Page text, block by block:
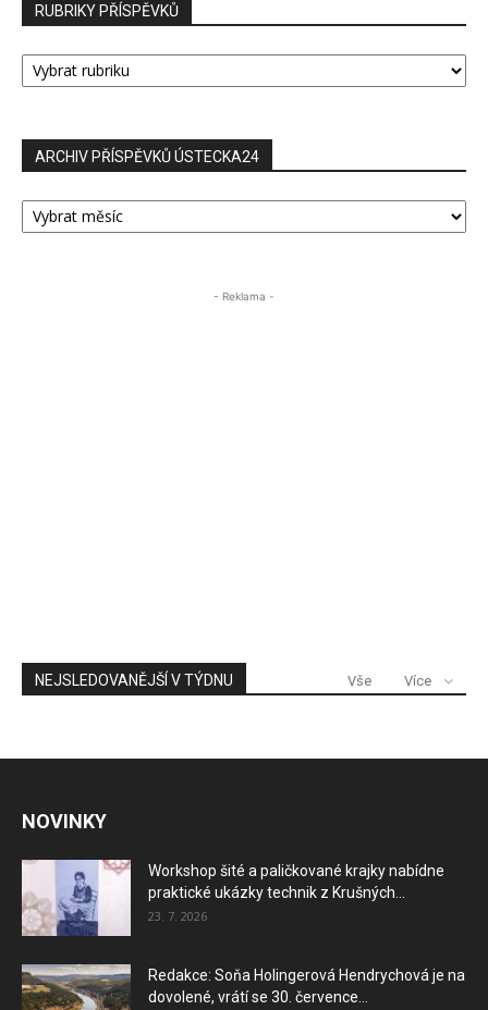
RUBRIKY PŘÍSPĚVKŮ
RUBRIKY
PŘÍSPĚVKŮ
ARCHIV PŘÍSPĚVKŮ ÚSTECKA24
ARCHIV
PŘÍSPĚVKŮ
- Reklama -
NEJSLEDOVANĚJŠÍ V TÝDNU Vše Více
NOVINKY
Workshop šité a paličkované krajky nabídne
praktické ukázky technik z Krušných...
23. 7. 2026
Redakce: Soňa Holingerová Hendrychová je na
dovolené, vrátí se 30. července...